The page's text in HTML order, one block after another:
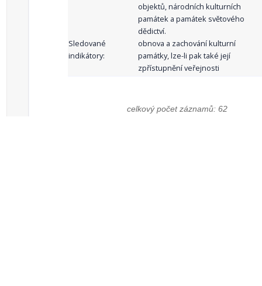
objektů, národních kulturních
památek a památek světového
dědictví.
Sledované
indikátory:
obnova a zachování kulturní
památky, lze-li pak také její
zpřístupnění veřejnosti
celkový počet záznamů: 62